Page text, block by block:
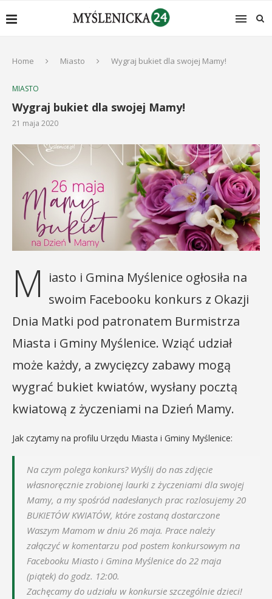
Home Miasto Wygraj bukiet dla swojej Mamy!
MIASTO
Wygraj bukiet dla swojej Mamy!
21 maja 2020
M iasto i Gmina Myślenice ogłosiła na
swoim Facebooku konkurs z Okazji
Dnia Matki pod patronatem Burmistrza
Miasta i Gminy Myślenice. Wziąć udział
może każdy, a zwycięzcy zabawy mogą
wygrać bukiet kwiatów, wysłany pocztą
kwiatową z życzeniami na Dzień Mamy.
Jak czytamy na profilu Urzędu Miasta i Gminy Myślenice:
Na czym polega konkurs? Wyślij do nas zdjęcie
własnoręcznie zrobionej laurki z życzeniami dla swojej
Mamy, a my spośród nadesłanych prac rozlosujemy 20
BUKIETÓW KWIATÓW, które zostaną dostarczone
Waszym Mamom w dniu 26 maja. Prace należy
załączyć w komentarzu pod postem konkursowym na
Facebooku Miasto i Gmina Myślenice do 22 maja
(piątek) do godz. 12:00.
Zachęcamy do udziału w konkursie szczególnie dzieci!